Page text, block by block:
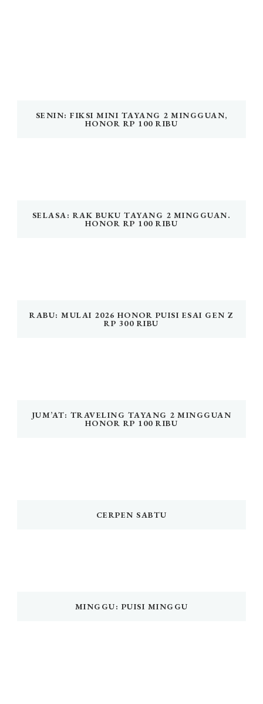
SENIN: FIKSI MINI TAYANG 2 MINGGUAN,
HONOR RP 100 RIBU
SELASA: RAK BUKU TAYANG 2 MINGGUAN.
HONOR RP 100 RIBU
RABU: MULAI 2026 HONOR PUISI ESAI GEN Z
RP 300 RIBU
JUM’AT: TRAVELING TAYANG 2 MINGGUAN
HONOR RP 100 RIBU
CERPEN SABTU
MINGGU: PUISI MINGGU